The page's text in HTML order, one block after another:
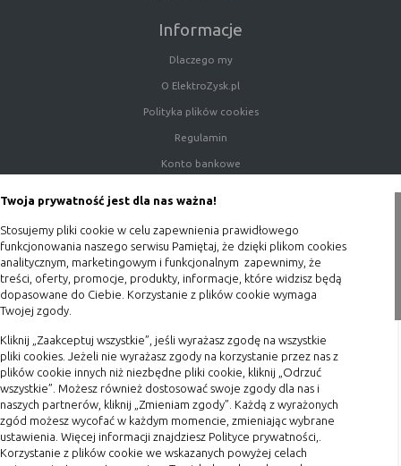
Twoja prywatność jest dla nas ważna!
Stosujemy pliki cookie w celu zapewnienia prawidłowego
funkcjonowania naszego serwisu Pamiętaj, że dzięki plikom cookies
analitycznym, marketingowym i funkcjonalnym zapewnimy, że
treści, oferty, promocje, produkty, informacje, które widzisz będą
dopasowane do Ciebie. Korzystanie z plików cookie wymaga
Twojej zgody.
Kliknij „Zaakceptuj wszystkie”, jeśli wyrażasz zgodę na wszystkie
pliki cookies. Jeżeli nie wyrażasz zgody na korzystanie przez nas z
plików cookie innych niż niezbędne pliki cookie, kliknij „Odrzuć
wszystkie”. Możesz również dostosować swoje zgody dla nas i
naszych partnerów, kliknij „Zmieniam zgody”. Każdą z wyrażonych
zgód możesz wycofać w każdym momencie, zmieniając wybrane
ustawienia. Więcej informacji znajdziesz Polityce prywatności,.
Korzystanie z plików cookie we wskazanych powyżej celach
B. Ze względu na czas przez jaki cookie będzie
umieszczone w urządzeniu końcowym użytkownika:
przeglądarki (sesji), zostaje wykasowane
po jej zamknięciu
Cookies
stałe
(persistent
cookie)
przeglądarki i pozostaje w urządzeniu
użytkownika na określony czas lub bez
okresu ważności w zależności od ustawień
właściciela witryny
C. Ze względu na pochodzenie – administratora
serwisu, który zarządza cookies:
Rodzaj
Opis
Cookie
własne
cookie umieszczone bezpośrednio przez
właściciela witryny jaka została
Informacje
Dlaczego my
O ElektroZysk.pl
Polityka plików cookies
Regulamin
Konto bankowe
Blog
Zakupy
Terminy realizacji
Koszty przesyłki
Dostawa
Reklamacje
Zwrot towaru